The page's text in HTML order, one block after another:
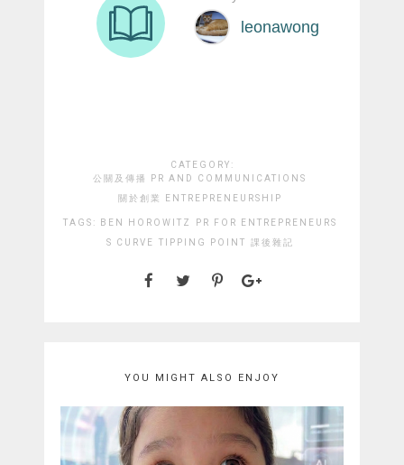
CATEGORY:
公關及傳播 PR AND COMMUNICATIONS
關於創業 ENTREPRENEURSHIP
TAGS: BEN HOROWITZ
PR FOR ENTREPRENEURS
S CURVE
TIPPING POINT 課後雜記
YOU MIGHT ALSO ENJOY